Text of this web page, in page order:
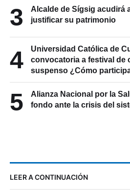
3
Alcalde de Sígsig acudirá
justificar su patrimonio
4
Universidad Católica de
convocatoria a festival de
suspenso ¿Cómo
5
Alianza Nacional por la
fondo ante la crisis del
LEER A CONTINUACIÓN